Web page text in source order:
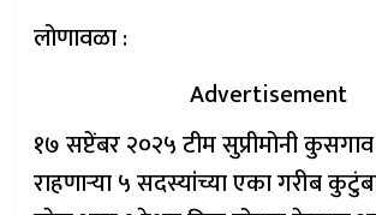
लोणावळा :
Advertisement
१७ सप्टेंबर २०२५ टीम सुप्रीमोनी
राहणाऱ्या ५ सदस्यांच्या एका गरीब